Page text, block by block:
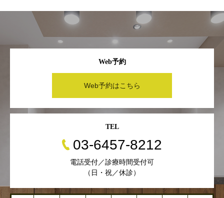
Web予約
Web予約はこちら
TEL
03-6457-8212
電話受付／診療時間受付可
（日・祝／休診）